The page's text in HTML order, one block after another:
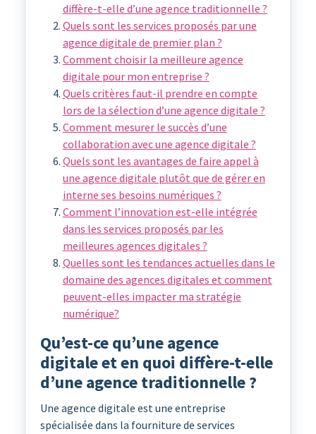
diffère-t-elle d’une agence traditionnelle ?
Quels sont les services proposés par une
agence digitale de premier plan ?
Comment choisir la meilleure agence
digitale pour mon entreprise ?
Quels critères faut-il prendre en compte
lors de la sélection d’une agence digitale ?
Comment mesurer le succès d’une
collaboration avec une agence digitale ?
Quels sont les avantages de faire appel à
une agence digitale plutôt que de gérer en
interne ses besoins numériques ?
Comment l’innovation est-elle intégrée
dans les services proposés par les
meilleures agences digitales ?
Quelles sont les tendances actuelles dans le
domaine des agences digitales et comment
peuvent-elles impacter ma stratégie
numérique?
Qu’est-ce qu’une agence
digitale et en quoi diffère-t-elle
d’une agence traditionnelle ?
Une agence digitale est une entreprise
spécialisée dans la fourniture de services